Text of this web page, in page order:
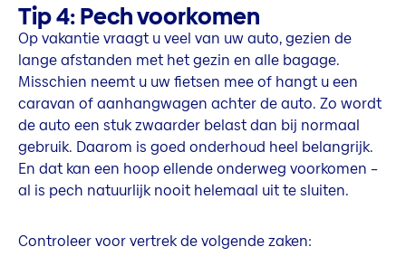
Tip 4: Pech voorkomen
Op vakantie vraagt u veel van uw auto, gezien de
lange afstanden met het gezin en alle bagage.
Misschien neemt u uw fietsen mee of hangt u een
caravan of aanhangwagen achter de auto. Zo wordt
de auto een stuk zwaarder belast dan bij normaal
gebruik. Daarom is goed onderhoud heel belangrijk.
En dat kan een hoop ellende onderweg voorkomen –
al is pech natuurlijk nooit helemaal uit te sluiten.
Controleer voor vertrek de volgende zaken: